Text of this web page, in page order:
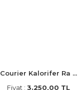
Courier Kalorifer Ra ...
Fiyat : 3.250,00 TL